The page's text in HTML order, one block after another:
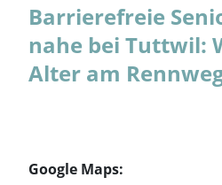
Barrierefreie
nahe bei Tuttwil:
Alter am
Google Maps: